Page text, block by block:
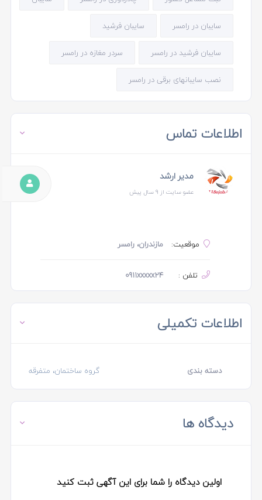
سایبان در رامسر سایبان فرشید
سایبان فرشید در رامسر سردر مغازه در رامسر
نصب سایبانهای برقی در رامسر
اطلاعات تماس
مدیر ارشد
عضو سایت از 9 سال پیش
موقعیت: مازندران، رامسر
تلفن : 0911xxxxx24
اطلاعات تکمیلی
دسته بندی گروه ساختمان، متفرقه
دیدگاه ها
اولین دیدگاه را شما برای این آگهی ثبت کنید